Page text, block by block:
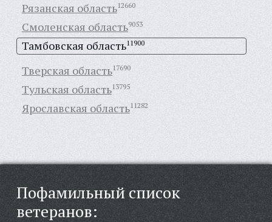
Рязанская область12660
Смоленская область9053
Тамбовская область11900
Тверская область17690
Тульская область13795
Ярославская область11282
Пофамильный список
ветеранов: